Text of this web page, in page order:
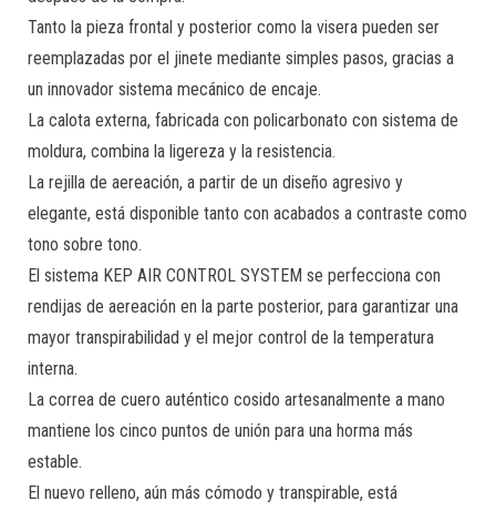
Tanto la pieza frontal y posterior como la visera pueden ser
reemplazadas por el jinete mediante simples pasos, gracias a
un innovador sistema mecánico de encaje.
La calota externa, fabricada con policarbonato con sistema de
moldura, combina la ligereza y la resistencia.
La rejilla de aereación, a partir de un diseño agresivo y
elegante, está disponible tanto con acabados a contraste como
tono sobre tono.
El sistema KEP AIR CONTROL SYSTEM se perfecciona con
rendijas de aereación en la parte posterior, para garantizar una
mayor transpirabilidad y el mejor control de la temperatura
interna.
La correa de cuero auténtico cosido artesanalmente a mano
mantiene los cinco puntos de unión para una horma más
estable.
El nuevo relleno, aún más cómodo y transpirable, está